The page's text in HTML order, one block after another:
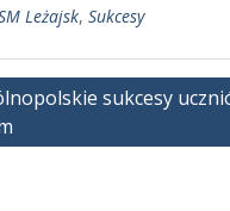
Leżajsk, Sukcesy
sukcesy